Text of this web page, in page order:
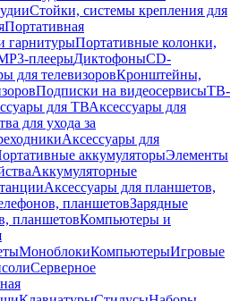
Стойки, системы крепления для
Портативная
гарнитурыПортативные колонки,
плеерыДиктофоныCD-
для телевизоровКронштейны,
Подписки на видеосервисыТВ-
для ТВАксессуары для
для ухода за
Аксессуары для
аккумуляторыЭлементы
Аккумуляторные
Аксессуары для планшетов,
планшетовЗарядные
планшетовКомпьютеры и
МоноблокиКомпьютерыИгровые
Серверное